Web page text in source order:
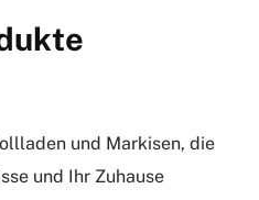
und Markisen, die
und Ihr Zuhause